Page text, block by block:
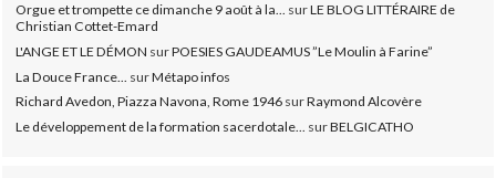
Orgue et trompette ce dimanche 9 août à la... surLE BLOG LITTÉRAIRE de
Christian Cottet-Emard
L'ANGE ET LE DÉMON surPOESIES GAUDEAMUS ”Le Moulin à Farine”
La Douce France...
surMétapo infos
Richard Avedon, Piazza Navona, Rome 1946 surRaymond Alcovère
Le développement de la formation sacerdotale...
surBELGICATHO